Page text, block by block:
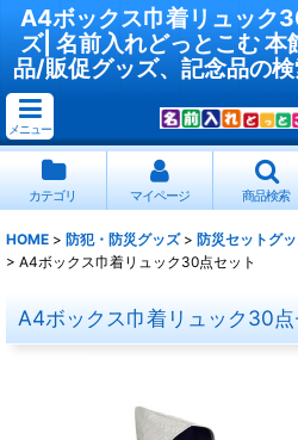
A4ボックス巾着リュック
ズ| 名前入れどっとこむ 本
品/販促グッズ、記念品の
メニュー
カテゴリ マイページ 商品検索
HOME > 防犯・防災グッズ > 防災セットグ
> A4ボックス巾着リュック30点セット
A4ボックス巾着リュック30点